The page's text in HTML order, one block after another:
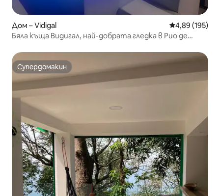
Дом – Vidigal Средна
4,89 (195)
Бяла къща Видигал, най-добрата гледка в Рио де
Супердомакин
Супердомакин